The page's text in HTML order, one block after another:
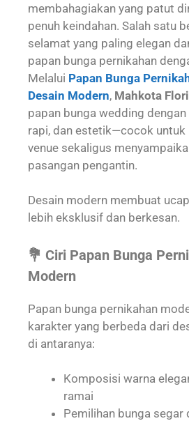
membahagiakan yang patut
penuh keindahan. Salah satu
selamat yang paling elegan
papan bunga pernikahan
Melalui Papan Bunga
Desain Modern, Mahkota
papan bunga wedding
rapi, dan estetik—cocok untuk
venue sekaligus
pasangan pengantin.
Desain modern membuat
lebih eksklusif dan berkesan.
💐 Ciri Papan Bunga
Modern
Papan bunga pernikahan
karakter yang berbeda dari
di antaranya:
Komposisi warna
ramai
Pemilihan bunga segar